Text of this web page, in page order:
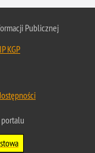
Publicznej
KGP